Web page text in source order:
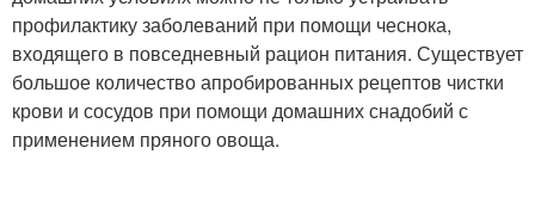
профилактику заболеваний при помощи чеснока,
входящего в повседневный рацион питания. Существует
большое количество апробированных рецептов чистки
крови и сосудов при помощи домашних снадобий с
применением пряного овоща.